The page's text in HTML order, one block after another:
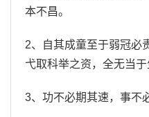
本不昌。
2、自其成童至于弱冠必
弋取科举之资，全无当于
3、功不必期其速，事不